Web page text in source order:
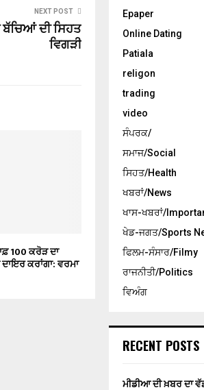
NEXT POST
ਬੱਚਿਆਂ ਦੀ ਸਿਹਤ
ਵਿਗੜੀ
100 ਕਰੋੜ ਦਾ
ਦਾਇਰ ਕਰਾਂਗਾ: ਵਰਮਾ
Epaper
Online Dating
Patiala
religon
trading
video
ਸੰਪਰਕ/
ਸਮਾਜ/Social
ਸਿਹਤ/Health
ਖਬਰਾਂ/News
ਖਾਸ-ਖਬਰਾਂ/
ਖੇਡ-ਜਗਤ/Sports
ਫਿਲਮ-ਸੰਸਾਰ/Filmy
ਰਾਜਨੀਤੀ/Politics
ਵਿਅੰਗ
RECENT POSTS
ਮੀਡੀਆ ਦੀ ਖ਼ਬਰ ਦਾ